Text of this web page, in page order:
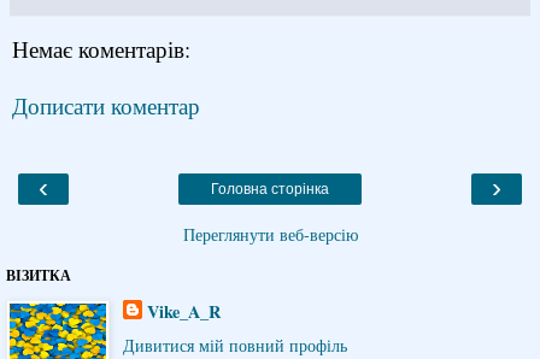
Немає коментарів:
Дописати коментар
‹ ›
Головна сторінка
Переглянути веб-версію
ВІЗИТКА
Vike_A_R
Дивитися мій повний профіль